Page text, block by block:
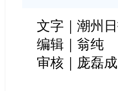
文字｜潮州
编辑｜翁纯
审核｜庞磊成